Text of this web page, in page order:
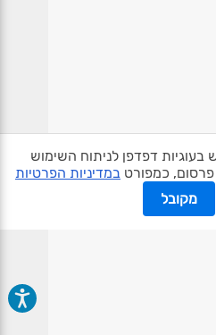
דפדפן לניתוח השימוש
כמפורט במדיניות הפרטיות
מקובל
שימוש צור קשר בעלי אתרים